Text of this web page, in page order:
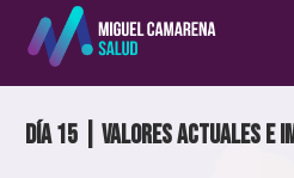
Día 15 | Valores actuales e